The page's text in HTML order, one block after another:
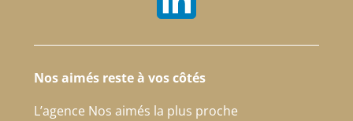
Nos aimés reste à vos côtés
L’agence Nos aimés la plus proche